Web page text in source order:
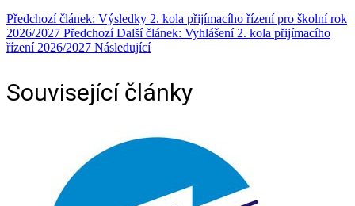
Předchozí článek: Výsledky 2. kola přijímacího řízení pro školní rok
2026/2027 Předchozí Další článek: Vyhlášení 2. kola přijímacího
řízení 2026/2027 Následující
Související články